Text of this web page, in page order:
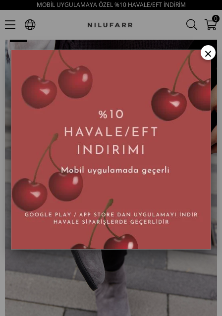
MOBİL UYGULAMAYA ÖZEL %10 HAVALE/EFT İNDİRİM
0
Novella Gri Süet Hakiki Deri Kısa Topuklu Kadın Bot
×